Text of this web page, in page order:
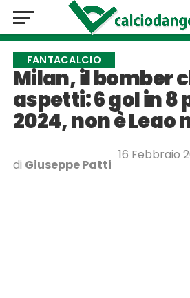
FANTACALCIO
Milan, il bomber
aspetti: 6 gol in 8
2024, non è Leao
di Giuseppe Patti
16 Febbraio